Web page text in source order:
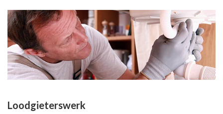
Loodgieterswerk